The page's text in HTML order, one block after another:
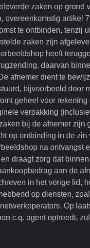
zaken op
overeenkomstig artikel
te ontbinden, tenzij
zaken zijn
heeft
daarvan
afnemer dient te
bijvoorbeeld door
geheel voor
verpakking
bij de afnemer zijn
op ontbinding in de
na ontvangst
draagt zorg dat
aan de
in het vorige lid,
op diensten,
Op
c.q. agent optreedt,